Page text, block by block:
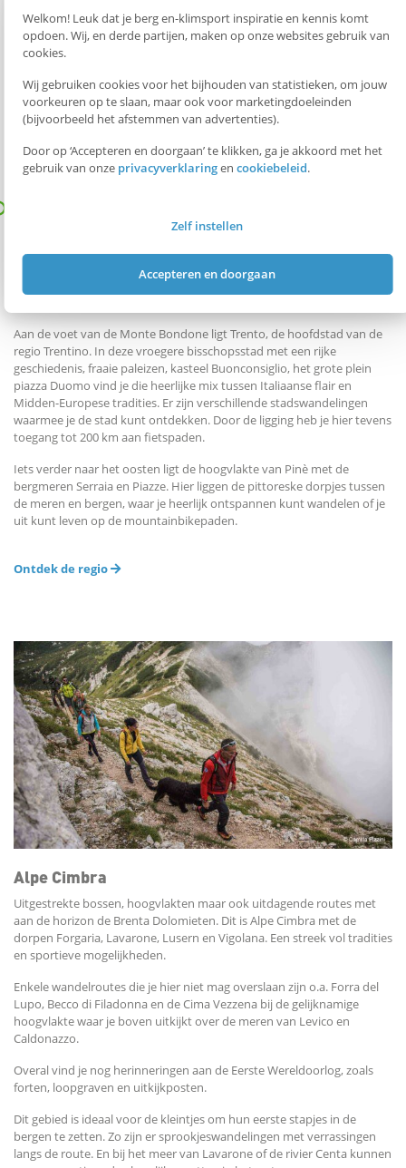
Welkom! Leuk dat je berg en-klimsport inspiratie en kennis komt
opdoen. Wij, en derde partijen, maken op onze websites gebruik van
cookies.
Wij gebruiken cookies voor het bijhouden van statistieken, om jouw
voorkeuren op te slaan, maar ook voor marketingdoeleinden
(bijvoorbeeld het afstemmen van advertenties).
Door op ‘Accepteren en doorgaan’ te klikken, ga je akkoord met het
gebruik van onze privacyverklaringen cookiebeleid.
Zelf instellen
Accepteren en doorgaan
Op slechts een paar minuten van Trento ligt Monte Bondone met haar
botanische tuin en een terras waar je naar de sterren kunt kijken. Je
vindt hier een uitgebreid netwerk aan wandelpaden en een
Aan de voet van de Monte Bondone ligt Trento, de hoofdstad van de
regio Trentino. In deze vroegere bisschopsstad met een rijke
geschiedenis, fraaie paleizen, kasteel Buonconsiglio, het grote plein
piazza Duomo vind je die heerlijke mix tussen Italiaanse flair en
Midden-Europese tradities. Er zijn verschillende stadswandelingen
waarmee je de stad kunt ontdekken. Door de ligging heb je hier tevens
toegang tot 200 km aan fietspaden.
Iets verder naar het oosten ligt de hoogvlakte van Pinè met de
bergmeren Serraia en Piazze. Hier liggen de pittoreske dorpjes tussen
de meren en bergen, waar je heerlijk ontspannen kunt wandelen of je
uit kunt leven op de mountainbikepaden.
Ontdek de regio
Alpe Cimbra
Uitgestrekte bossen, hoogvlakten maar ook uitdagende routes met
aan de horizon de Brenta Dolomieten. Dit is Alpe Cimbra met de
dorpen Forgaria, Lavarone, Lusern en Vigolana. Een streek vol tradities
en sportieve mogelijkheden.
Enkele wandelroutes die je hier niet mag overslaan zijn o.a. Forra del
Lupo, Becco di Filadonna en de Cima Vezzena bij de gelijknamige
hoogvlakte waar je boven uitkijkt over de meren van Levico en
Caldonazzo.
Overal vind je nog herinneringen aan de Eerste Wereldoorlog, zoals
forten, loopgraven en uitkijkposten.
Dit gebied is ideaal voor de kleintjes om hun eerste stapjes in de
bergen te zetten. Zo zijn er sprookjeswandelingen met verrassingen
langs de route. En bij het meer van Lavarone of de rivier Centa kunnen